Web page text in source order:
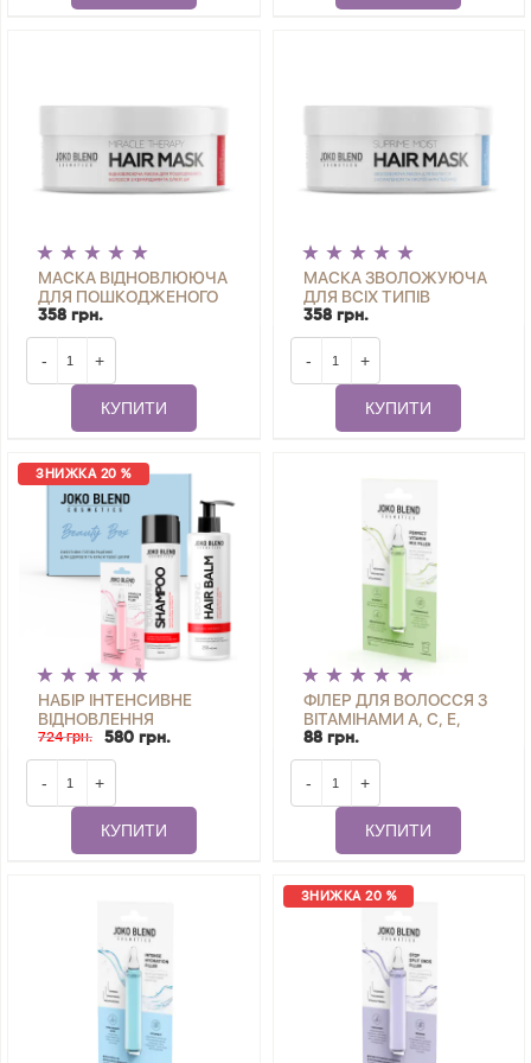
МАСКА ВІДНОВЛЮЮЧА
ДЛЯ ПОШКОДЖЕНОГО
ВОЛОССЯ MIRACLE
THERAPY JOKO BLEND
200 МЛ
358 грн.
- +
КУПИТИ
МАСКА ЗВОЛОЖУЮЧА
ДЛЯ ВСІХ ТИПІВ
ВОЛОССЯ SUPRIME
MOIST JOKO BLEND 200
358 грн.
- +
КУПИТИ
ЗНИЖКА 20 %
НАБІР ІНТЕНСИВНЕ
ВІДНОВЛЕННЯ
ВОЛОССЯ JOKO BLEND
724 грн. 580 грн.
- +
КУПИТИ
ФІЛЕР ДЛЯ ВОЛОССЯ З
ВІТАМІНАМИ А, С, Е,
PRO VIT. В5 PERFECT
VITAMIN MIX FILLER
JOKO BLEND 10 МЛ
88 грн.
- +
КУПИТИ
ЗНИЖКА 20 %